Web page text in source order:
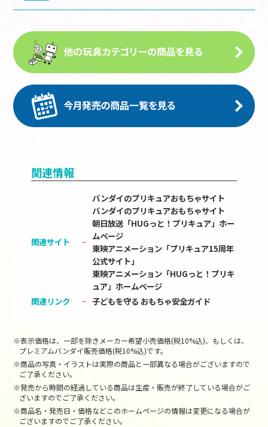
関連情報
関連サイト
バンダイのプリキュアおもちゃサイト
バンダイのプリキュアおもちゃサイト
朝日放送「HUGっと！プリキュア」ホー
ムページ
東映アニメーション「プリキュア15周年
公式サイト」
東映アニメーション「HUGっと！プリキ
ュア」ホームページ
関連リンク
子どもを守る おもちゃ安全ガイド
※表示価格は、一部を除きメーカー希望小売価格(税10%込)、もしくは、
プレミアムバンダイ販売価格(税10%込)です。
※商品の写真・イラストは実際の商品と一部異なる場合がございますので
ご了承ください。
※発売から時間の経過している商品は生産・販売が終了している場合がご
ざいますのでご了承ください。
※商品名・発売日・価格などこのホームページの情報は変更になる場合が
ございますのでご了承ください。